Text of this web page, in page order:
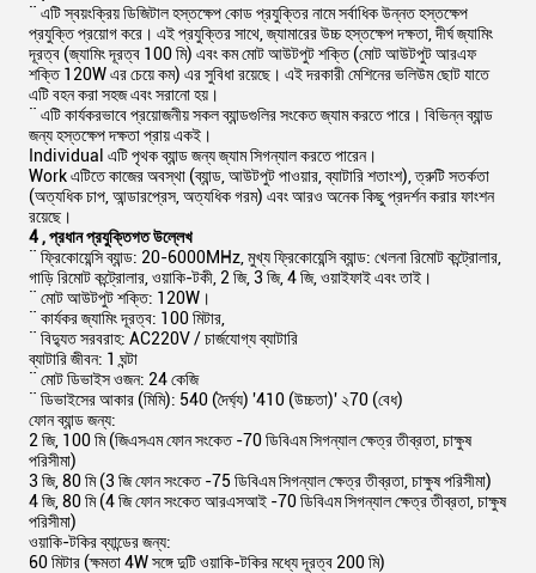
¨ এটি স্বয়ংক্রিয় ডিজিটাল হস্তক্ষেপ কোড প্রযুক্তির নামে সর্বাধিক উন্নত হস্তক্ষেপ
প্রযুক্তি প্রয়োগ করে। এই প্রযুক্তির সাথে, জ্যামারের উচ্চ হস্তক্ষেপ দক্ষতা, দীর্ঘ জ্যামিং
দূরত্ব (জ্যামিং দূরত্ব 100 মি) এবং কম মোট আউটপুট শক্তি (মোট আউটপুট আরএফ
শক্তি 120W এর চেয়ে কম) এর সুবিধা রয়েছে। এই দরকারী মেশিনের ভলিউম ছোট যাতে
এটি বহন করা সহজ এবং সরানো হয়।
¨ এটি কার্যকরভাবে প্রয়োজনীয় সকল ব্যান্ডগুলির সংকেত জ্যাম করতে পারে। বিভিন্ন ব্যান্ড
জন্য হস্তক্ষেপ দক্ষতা প্রায় একই।
Individual এটি পৃথক ব্যান্ড জন্য জ্যাম সিগন্যাল করতে পারেন।
Work এটিতে কাজের অবস্থা (ব্যান্ড, আউটপুট পাওয়ার, ব্যাটারি শতাংশ), ত্রুটি সতর্কতা
(অত্যধিক চাপ, আন্ডারপ্রেস, অত্যধিক গরম) এবং আরও অনেক কিছু প্রদর্শন করার ফাংশন
রয়েছে।
4,প্রধান প্রযুক্তিগত উল্লেখ
¨ ফ্রিকোয়েন্সি ব্যান্ড: 20-6000MHz, মুখ্য ফ্রিকোয়েন্সি ব্যান্ড: খেলনা রিমোট কন্ট্রোলার,
গাড়ি রিমোট কন্ট্রোলার, ওয়াকি-টকী, 2 জি, 3 জি, 4 জি, ওয়াইফাই এবং তাই।
¨ মোট আউটপুট শক্তি: 120W।
¨ কার্যকর জ্যামিং দূরত্ব: 100 মিটার,
¨ বিদ্যুত সরবরাহ: AC220V / চার্জযোগ্য ব্যাটারি
ব্যাটারি জীবন: 1 ঘন্টা
¨ মোট ডিভাইস ওজন: 24 কেজি
¨ ডিভাইসের আকার (মিমি): 540 (দৈর্ঘ্য) '410 (উচ্চতা)' ২70 (বেধ)
ফোন ব্যান্ড জন্য:
2 জি, 100 মি (জিএসএম ফোন সংকেত -70 ডিবিএম সিগন্যাল ক্ষেত্র তীব্রতা, চাক্ষুষ
পরিসীমা)
3 জি, 80 মি (3 জি ফোন সংকেত -75 ডিবিএম সিগন্যাল ক্ষেত্র তীব্রতা, চাক্ষুষ পরিসীমা)
4 জি, 80 মি (4 জি ফোন সংকেত আরএসআই -70 ডিবিএম সিগন্যাল ক্ষেত্র তীব্রতা, চাক্ষুষ
পরিসীমা)
ওয়াকি-টকির ব্যান্ডের জন্য:
60 মিটার (ক্ষমতা 4W সঙ্গে দুটি ওয়াকি-টকির মধ্যে দূরত্ব 200 মি)